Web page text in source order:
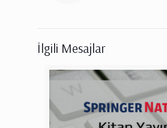
İlgili Mesajlar